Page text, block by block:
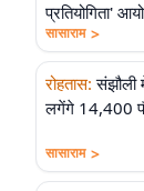
प्रतियोगिता'
सासाराम >
रोहतास: संझौली
लगेंगे 14,400
सासाराम >